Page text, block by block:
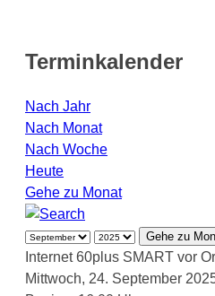
Terminkalender
Nach Jahr
Nach Monat
Nach Woche
Heute
Gehe zu Monat
Gehe zu
Internet 60plus SMART vor
Mittwoch, 24. September